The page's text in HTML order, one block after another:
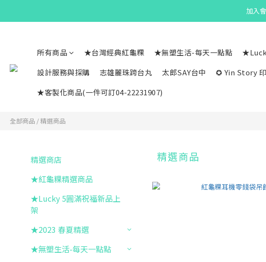
加入
所有商品 ★台灣經典紅龜粿 ★無塑生活-每天一點點
設計服務與採購
志雄麗珠跨台丸 太郎SAY台中 ✪ Yin Story
★客製化商品(一件可訂04-22231907)
全部商品 /精選商品
精選商店
★紅龜粿精選商品
★Lucky 5圓滿祝福新品上
架
★2023 春夏精選
★無塑生活-每天一點點
精選商品